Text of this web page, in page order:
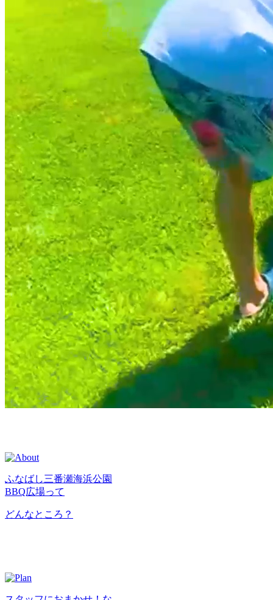
ふなばし三番瀬海浜公園
BBQ広場って
どんなところ？